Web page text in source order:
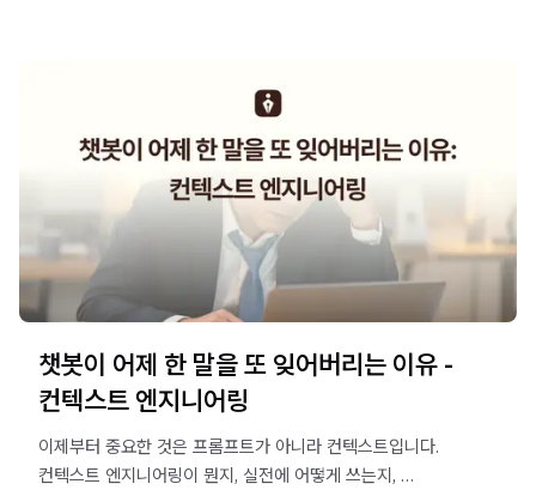
챗봇이 어제 한 말을 또 잊어버리는 이유 -
컨텍스트 엔지니어링
이제부터 중요한 것은 프롬프트가 아니라 컨텍스트입니다.
컨텍스트 엔지니어링이 뭔지, 실전에 어떻게 쓰는지,